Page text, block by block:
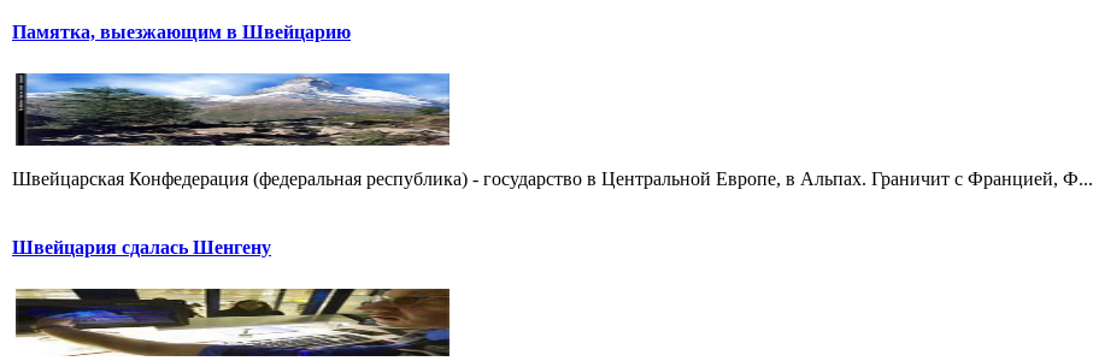
Памятка, выезжающим в Швейцарию
Швейцарская Конфедерация (федеральная республика) - государство в Центральной Европе, в Альпах. Граничит с Францией, Ф...
Швейцария сдалась Шенгену